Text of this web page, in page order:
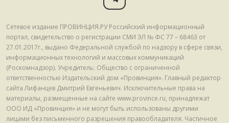
Сетевое издание ПРОВИНЦИЯ.РУ Российский информационный
портал, свидетельство о регистрации СМИ ЭЛ № ФС 77 – 68463 от
27.01.2017г., выдано Федеральной службой по надзору в сфере связи,
информационных технологий и массовых коммуникаций
(Роскомнадзор). Учредитель: Общество с ограниченной
ответственностью Издательский дом «Провинция». Главный редактор
сайта Лифанцев Дмитрий Евгеньевич. Исключительные права на
материалы, размещенные на сайте www.province.ru, принадлежат
ООО ИД «Провинция» и не могут быть использованы другими
лицами без письменного разрешения правообладателя. Частичное